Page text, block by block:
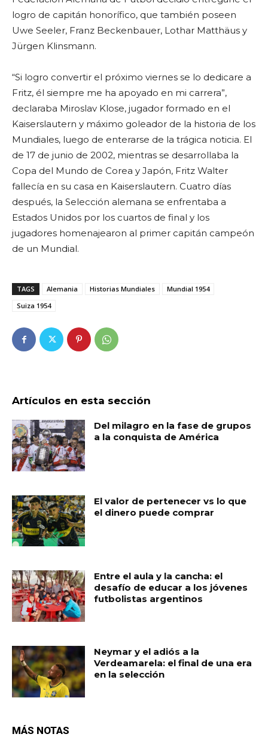
logro de capitán honorífico, que también poseen
Uwe Seeler, Franz Beckenbauer, Lothar Matthäus y
Jürgen Klinsmann.
“Si logro convertir el próximo viernes se lo dedicare a
Fritz, él siempre me ha apoyado en mi carrera”,
declaraba Miroslav Klose, jugador formado en el
Kaiserslautern y máximo goleador de la historia de los
Mundiales, luego de enterarse de la trágica noticia. El
de 17 de junio de 2002, mientras se desarrollaba la
Copa del Mundo de Corea y Japón, Fritz Walter
fallecía en su casa en Kaiserslautern. Cuatro días
después, la Selección alemana se enfrentaba a
Estados Unidos por los cuartos de final y los
jugadores homenajearon al primer capitán campeón
de un Mundial.
TAGS Alemania Historias Mundiales
Mundial 1954
Suiza 1954
Artículos en esta sección
Del milagro en la fase de grupos
a la conquista de América
El valor de pertenecer vs lo que
el dinero puede comprar
Entre el aula y la cancha: el
desafío de educar a los jóvenes
futbolistas argentinos
Neymar y el adiós a la
Verdeamarela: el final de una era
en la selección
MÁS NOTAS